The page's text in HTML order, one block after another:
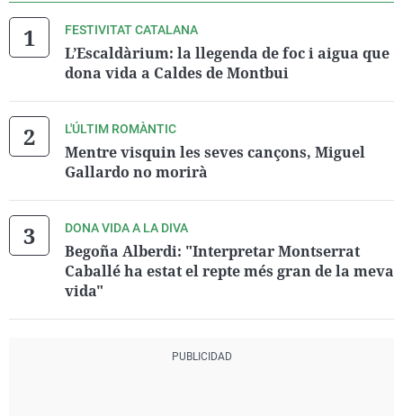
FESTIVITAT CATALANA
L’Escaldàrium: la llegenda de foc i aigua que
dona vida a Caldes de Montbui
L'ÚLTIM ROMÀNTIC
Mentre visquin les seves cançons, Miguel
Gallardo no morirà
DONA VIDA A LA DIVA
Begoña Alberdi: "Interpretar Montserrat
Caballé ha estat el repte més gran de la meva
vida"